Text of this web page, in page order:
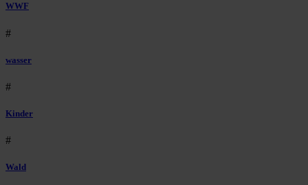
WWF
#
wasser
#
Kinder
#
Wald